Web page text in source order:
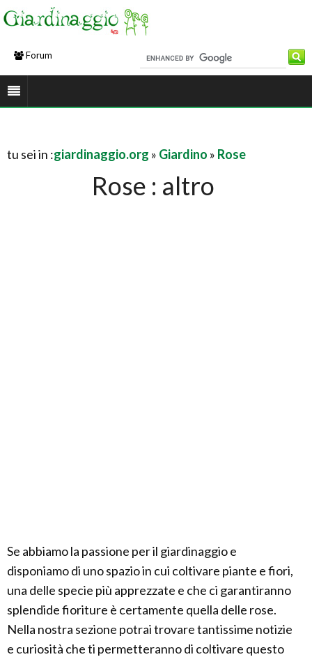
Forum
tu sei in :giardinaggio.org » Giardino » Rose
Rose : altro
Se abbiamo la passione per il giardinaggio e
disponiamo di uno spazio in cui coltivare piante e fiori,
una delle specie più apprezzate e che ci garantiranno
splendide fioriture è certamente quella delle rose.
Nella nostra sezione potrai trovare tantissime notizie
e curiosità che ti permetteranno di coltivare questo